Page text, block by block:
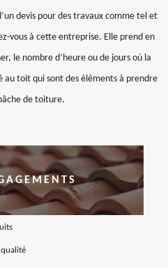
devis pour des travaux comme tel et
vous à cette entreprise. Elle prend en
le nombre d’heure ou de jours où la
au toit qui sont des éléments à prendre
de toiture.